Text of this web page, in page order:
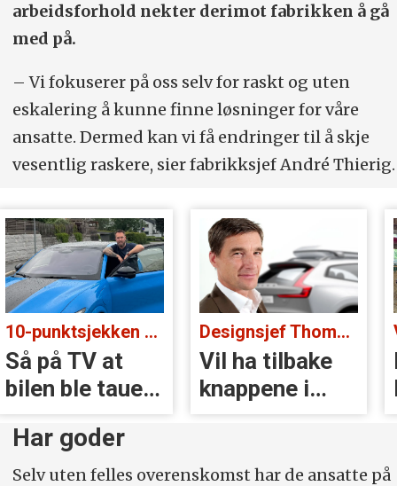
arbeidsforhold nekter derimot fabrikken å gå
med på.
– Vi fokuserer på oss selv for raskt og uten
eskalering å kunne finne løsninger for våre
ansatte. Dermed kan vi få endringer til å skje
vesentlig raskere, sier fabrikksjef André Thierig.
10-punktsjekken med standup-komiker Ørjan Burøe:
Så på TV at
bilen ble tauet
inn
Designsjef Thomas Ingenlath:
Vil ha tilbake
knappene i
Volvoer
Har goder
Selv uten felles overenskomst har de ansatte på